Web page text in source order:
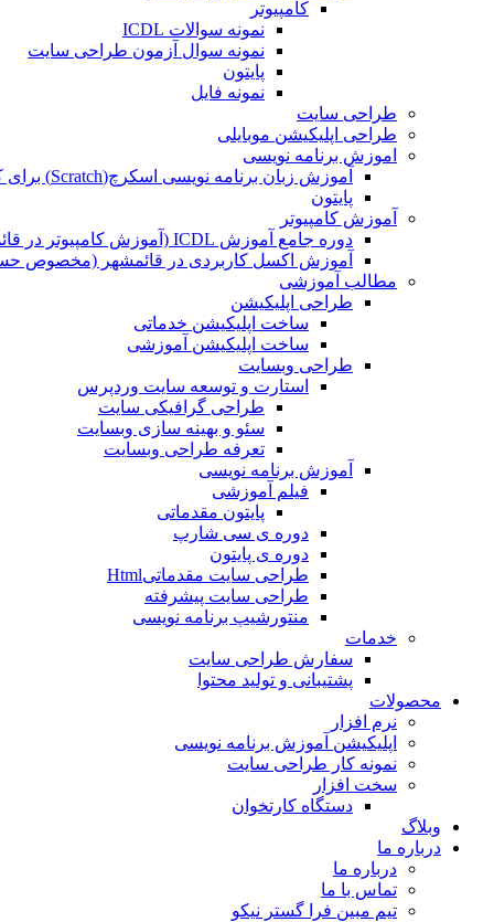
کامپیوتر
نمونه سوالات ICDL
نمونه سوال آزمون طراحی سایت
پایتون
نمونه فایل
طراحی سایت
طراحی اپلیکیشن موبایلی
اموزش برنامه نویسی
آموزش زبان برنامه نویسی اسکرچ(Scratch) برای کودکان
پایتون
آموزش کامپیوتر
دوره جامع آموزش ICDL (آموزش کامپیوتر در قائمشهر)
آموزش اکسل کاربردی در قائمشهر (مخصوص
مطالب آموزشی
طراحی اپلیکیشن
ساخت اپلیکیشن خدماتی
ساخت اپلیکیشن آموزشی
طراحی وبسایت
استارت و توسعه سایت وردپرس
طراحی گرافیکی سایت
سئو و بهینه سازی وبسایت
تعرفه طراحی وبسایت
آموزش برنامه نویسی
فیلم آموزشی
پایتون مقدماتی
دوره ی سی شارپ
دوره ی پایتون
طراحی سایت مقدماتیHtml
طراحی سایت پیشرفته
منتورشیپ برنامه نویسی
خدمات
سفارش طراحی سایت
پشتیبانی و تولید محتوا
محصولات
نرم افزار
اپلیکیشن آموزش برنامه نویسی
نمونه کار طراحی سایت
سخت افزار
دستگاه کارتخوان
وبلاگ
درباره ما
درباره ما
تماس با ما
تیم مبین فرا گستر نیکو